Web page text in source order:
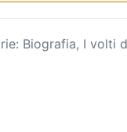
Biografia, I volti